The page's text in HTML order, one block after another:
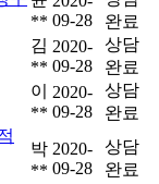
** 09-28
완료
김
**
2020-
09-28
상담
완료
이
**
2020-
09-28
상담
완료
박
**
2020-
09-28
상담
완료